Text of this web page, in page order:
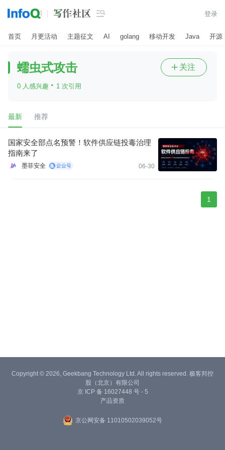
 登录
首页 月更活动 主题征文 AI golang 移动开发 Java 开源
蠕虫式攻击
0 人感兴趣 · 1 次引用
 关注
最新 推荐
国家安全部点名预警！软件供应链投毒治理
指南来了
墨菲安全 06-30
1
Copyright © 2026, Geekbang Technology Ltd. All rights reserved. 极客邦控
股（北京）有限公司
京 ICP 备 16027448 号 - 5
产品资质
京公网安备 11010502039052号